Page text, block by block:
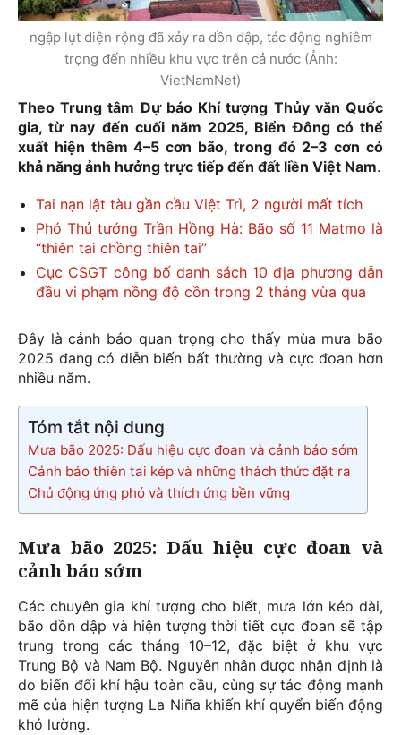
ngập lụt diện rộng đã xảy ra dồn dập, tác động nghiêm
trọng đến nhiều khu vực trên cả nước (Ảnh:
VietNamNet)
Theo Trung tâm Dự báo Khí tượng Thủy văn Quốc
gia, từ nay đến cuối năm 2025, Biển Đông có thể
xuất hiện thêm 4–5 cơn bão, trong đó 2–3 cơn có
khả năng ảnh hưởng trực tiếp đến đất liền Việt Nam.
Tai nạn lật tàu gần cầu Việt Trì, 2 người mất tích
Phó Thủ tướng Trần Hồng Hà: Bão số 11 Matmo là
“thiên tai chồng thiên tai”
Cục CSGT công bố danh sách 10 địa phương dẫn
đầu vi phạm nồng độ cồn trong 2 tháng vừa qua
Đây là cảnh báo quan trọng cho thấy mùa mưa bão
2025 đang có diễn biến bất thường và cực đoan hơn
nhiều năm.
Tóm tắt nội dung
Mưa bão 2025: Dấu hiệu cực đoan và cảnh báo sớm
Cảnh báo thiên tai kép và những thách thức đặt ra
Chủ động ứng phó và thích ứng bền vững
Mưa bão 2025: Dấu hiệu cực đoan và
cảnh báo sớm
Các chuyên gia khí tượng cho biết, mưa lớn kéo dài,
bão dồn dập và hiện tượng thời tiết cực đoan sẽ tập
trung trong các tháng 10–12, đặc biệt ở khu vực
Trung Bộ và Nam Bộ. Nguyên nhân được nhận định là
do biến đổi khí hậu toàn cầu, cùng sự tác động mạnh
mẽ của hiện tượng La Niña khiến khí quyển biến động
khó lường.